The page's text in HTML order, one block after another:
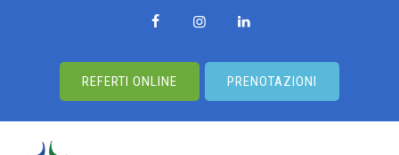
REFERTI ONLINE PRENOTAZIONI